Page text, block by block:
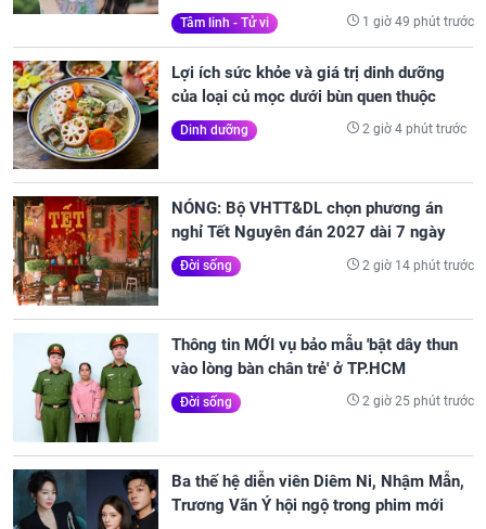
Tâm linh - Tử vi 1 giờ 49 phút trước
Lợi ích sức khỏe và giá trị dinh dưỡng
của loại củ mọc dưới bùn quen thuộc
Dinh dưỡng 2 giờ 4 phút trước
NÓNG: Bộ VHTT&DL chọn phương án
nghỉ Tết Nguyên đán 2027 dài 7 ngày
Đời sống 2 giờ 14 phút trước
Thông tin MỚI vụ bảo mẫu 'bật dây thun
vào lòng bàn chân trẻ' ở TP.HCM
Đời sống 2 giờ 25 phút trước
Ba thế hệ diễn viên Diêm Ni, Nhậm Mẫn,
Trương Vãn Ý hội ngộ trong phim mới